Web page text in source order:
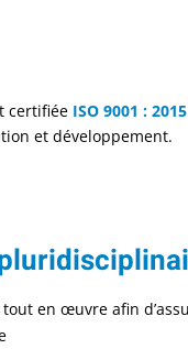
certifiée ISO 9001 : 2015
et développement.​
en œuvre afin